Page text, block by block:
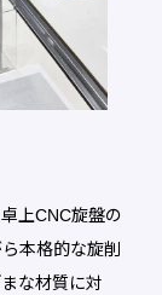
上CNC旋盤の
本格的な旋削
な材質に対